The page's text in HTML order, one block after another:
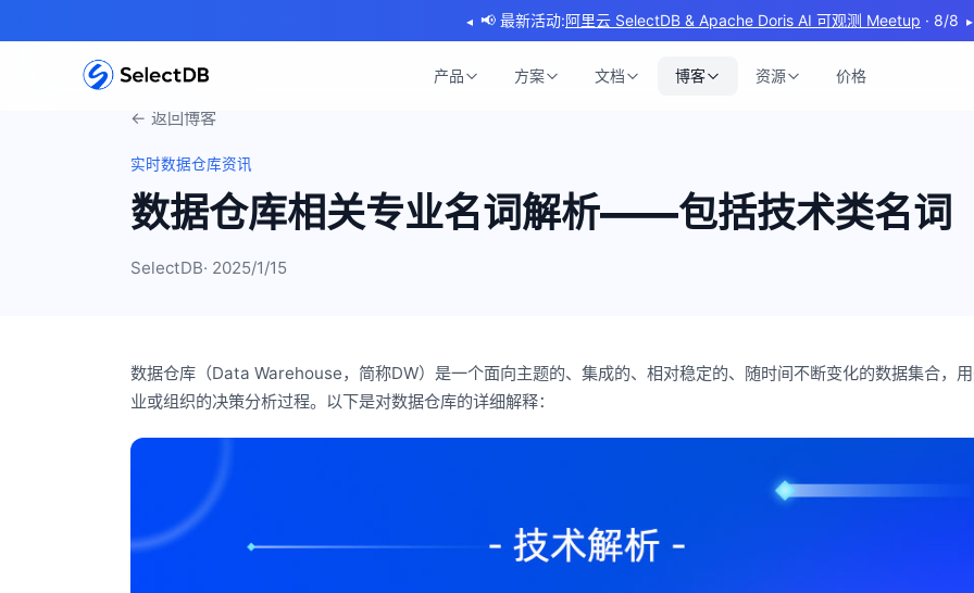
◂ 📢 最新活动:阿里云 SelectDB & Apache Doris AI 可观测 Meetup · 8/8 ▸
产品 方案 文档 博客 资源 价格
← 返回博客
实时数据仓库资讯
数据仓库相关专业名词解析——包括技术类名词
SelectDB· 2025/1/15
数据仓库（Data Warehouse，简称DW）是一个面向主题的、集成的、相对稳定的、随时间不断变化的数据集合，
业或组织的决策分析过程。以下是对数据仓库的详细解释：